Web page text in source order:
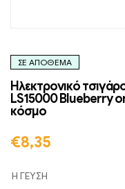
ΣΕ ΑΠΌΘΕΜΑ
Ηλεκτρονικό
LS15000 Blueberry
κόσμο
€8,35
Η ΓΕΥΣΗ